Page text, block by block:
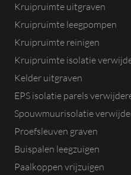
Kruipruimte uitgraven
Kruipruimte leegpompen
Kruipruimte reinigen
Kruipruimte isolatie
Kelder uitgraven
EPS isolatie parels
Spouwmuurisolatie
Proefsleuven graven
Buispalen leegzuigen
Paalkoppen vrijzuigen